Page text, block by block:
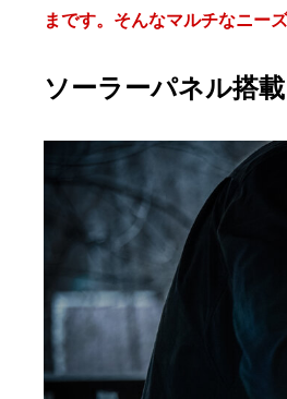
まです。そんなマルチなニー
ソーラーパネル搭